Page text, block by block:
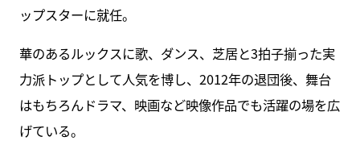
ップスターに就任。
華のあるルックスに歌、ダンス、芝居と3拍子揃った実
力派トップとして人気を博し、2012年の退団後、舞台
はもちろんドラマ、映画など映像作品でも活躍の場を広
げている。